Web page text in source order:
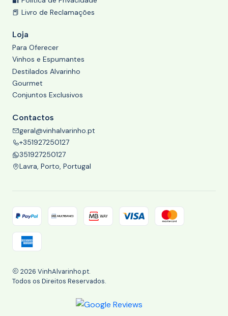
📕 Livro de Reclamações
Loja
Para Oferecer
Vinhos e Espumantes
Destilados Alvarinho
Gourmet
Conjuntos Exclusivos
Contactos
geral@vinhalvarinho.pt
+351927250127
351927250127
Lavra, Porto, Portugal
2026 VinhAlvarinho.pt.
Todos os Direitos Reservados.